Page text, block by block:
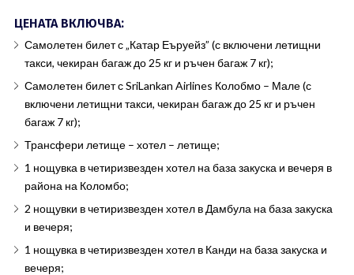
ЦЕНАТА ВКЛЮЧВА:
Самолетен билет с „Катар Еъруейз” (с включени летищни
такси, чекиран багаж до 25 кг и ръчен багаж 7 кг);
Самолетен билет с SriLankan Airlines Колобмо – Мале (с
включени летищни такси, чекиран багаж до 25 кг и ръчен
багаж 7 кг);
Трансфери летище – хотел – летище;
1 нощувка в четиризвезден хотел на база закуска и вечеря в
района на Коломбо;
2 нощувки в четиризвезден хотел в Дамбула на база закуска
и вечеря;
1 нощувка в четиризвезден хотел в Канди на база закуска и
вечеря;